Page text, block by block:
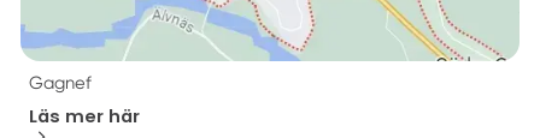
Gagnef
Läs mer här